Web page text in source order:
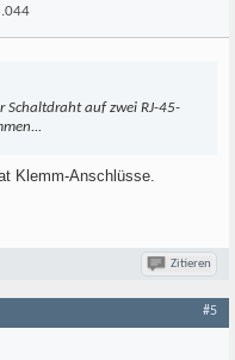
Schaltdraht auf zwei RJ-45-
Klemm-Anschlüsse.
Zitieren
#5